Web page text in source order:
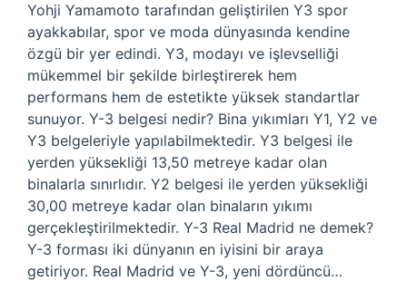
Yohji Yamamoto tarafından geliştirilen Y3 spor
ayakkabılar, spor ve moda dünyasında kendine
özgü bir yer edindi. Y3, modayı ve işlevselliği
mükemmel bir şekilde birleştirerek hem
performans hem de estetikte yüksek standartlar
sunuyor. Y-3 belgesi nedir? Bina yıkımları Y1, Y2 ve
Y3 belgeleriyle yapılabilmektedir. Y3 belgesi ile
yerden yüksekliği 13,50 metreye kadar olan
binalarla sınırlıdır. Y2 belgesi ile yerden yüksekliği
30,00 metreye kadar olan binaların yıkımı
gerçekleştirilmektedir. Y-3 Real Madrid ne demek?
Y-3 forması iki dünyanın en iyisini bir araya
getiriyor. Real Madrid ve Y-3, yeni dördüncü…